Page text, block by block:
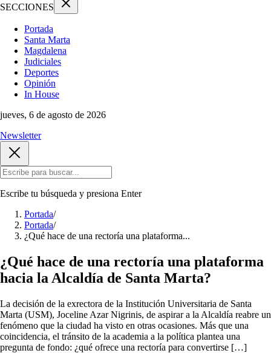
SECCIONES
Portada
Santa Marta
Magdalena
Judiciales
Deportes
Opinión
In House
jueves, 6 de agosto de 2026
Newsletter
Escribe tu búsqueda y presiona Enter
Portada/
Portada/
¿Qué hace de una rectoría una plataforma...
¿Qué hace de una rectoría una plataforma
hacia la Alcaldía de Santa Marta?
La decisión de la exrectora de la Institución Universitaria de Santa
Marta (USM), Joceline Azar Nigrinis, de aspirar a la Alcaldía reabre un
fenómeno que la ciudad ha visto en otras ocasiones. Más que una
coincidencia, el tránsito de la academia a la política plantea una
pregunta de fondo: ¿qué ofrece una rectoría para convertirse […]